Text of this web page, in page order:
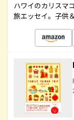
ハワイのカリスマ
旅エッセイ。子供